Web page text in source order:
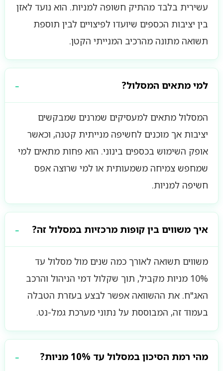
עשירית בלבד מהתיק חשופה למניות. הוא נועד לאזן
בין יציבות הכספים שיועדו לפיצויים לבין תוספת
תשואה מתונה מהרכיב המנייתי הקטן.
למי מתאים המסלול?
המסלול מתאים למעסיקים שמרנים שמבקשים
יציבות אך מוכנים לחשיפה מנייתית קטנה, וכאשר
אופק השימוש בכספים בינוני. הוא פחות מתאים למי
שמחפש צמיחה משמעותית או למי שרוצה אפס
חשיפה למניות.
איך משווים בין קופות מרכזיות במסלול זה?
משווים תשואה לאורך כמה שנים מול מסלול עד
10% מניות מקביל, תוך שקלול דמי הניהול והרכב
האג"ח. את ההשוואה אפשר לבצע בעזרת הטבלה
בעמוד זה, המבוססת על נתוני מערכת גמל-נט.
מהי רמת הסיכון במסלול עד 10% מניות?